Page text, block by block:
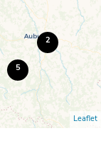
2
5
Leaflet